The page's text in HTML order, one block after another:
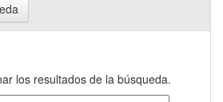
los resultados de la búsqueda.